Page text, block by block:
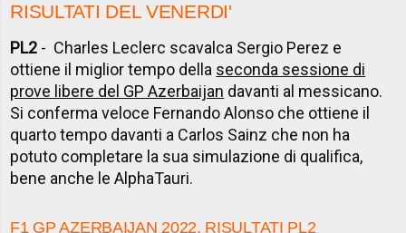
RISULTATI DEL VENERDI'
PL2 - Charles Leclerc scavalca Sergio Perez e
ottiene il miglior tempo della seconda sessione di
prove libere del GP Azerbaijan davanti al messicano.
Si conferma veloce Fernando Alonso che ottiene il
quarto tempo davanti a Carlos Sainz che non ha
potuto completare la sua simulazione di qualifica,
bene anche le AlphaTauri.
F1 GP AZERBAIJAN 2022, RISULTATI PL2